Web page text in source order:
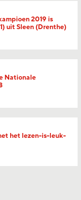
2019 is
uit Sleen (Drenthe)
Nationale
het lezen-is-leuk-